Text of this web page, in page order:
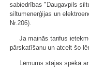
sabiedrības "Daugavpils
siltumenerģijas un
Nr.206).
Ja mainās tarifus
pārskatīšanu un atcelt šo
Lēmums stājas spēkā